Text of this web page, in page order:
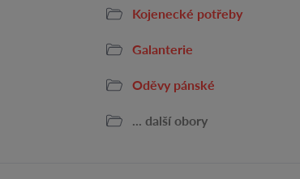
Kojenecké potřeby
Galanterie
Oděvy pánské
... další obory